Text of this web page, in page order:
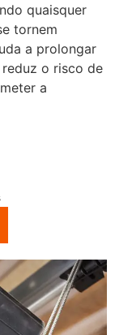
quaisquer
tornem
a prolongar
o risco de
a